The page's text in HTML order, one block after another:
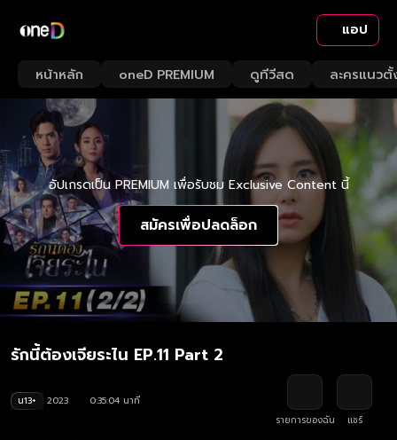
แอป
หน้าหลัก oneD PREMIUM ดูทีวีสด ละครแนวตั้
อัปเกรดเป็น PREMIUM เพื่อรับชม Exclusive Content นี้
สมัครเพื่อปลดล็อก
รักนี้ต้องเจียระไน EP.11 Part 2
น13+ 2023
0:35:04 นาที
รายการของฉัน
แชร์